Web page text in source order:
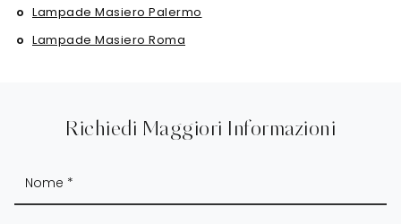
Lampade Masiero Palermo
Lampade Masiero Roma
Richiedi Maggiori Informazioni